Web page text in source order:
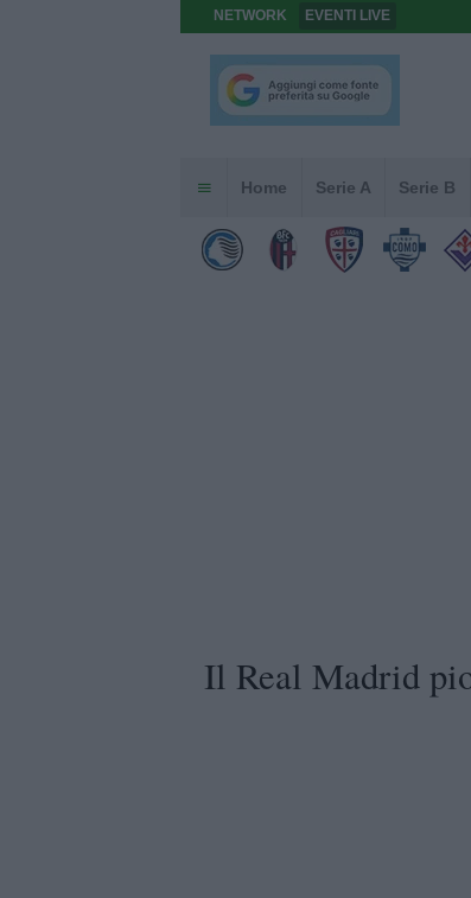
NETWORK EVENTI LIVE
Home Serie A Serie B
Il Real Madrid